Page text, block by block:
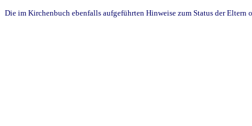
Die im Kirchenbuch ebenfalls aufgeführten Hinweise zum Status der Eltern